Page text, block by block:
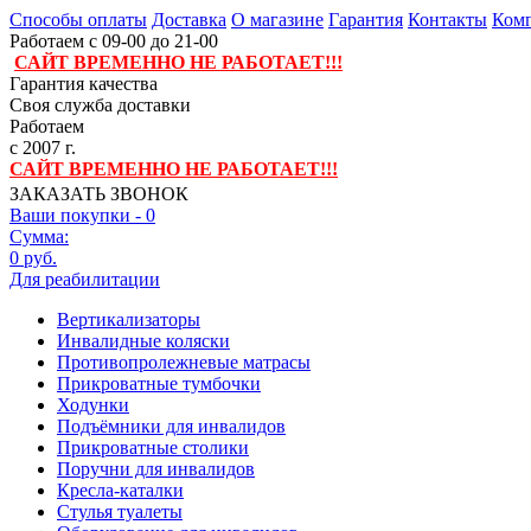
Способы оплаты Доставка О магазине Гарантия Контакты
Работаем с 09-00 до 21-00
САЙТ ВРЕМЕННО НЕ РАБОТАЕТ!!!
Гарантия качества
Своя служба доставки
Работаем
с 2007 г.
САЙТ ВРЕМЕННО НЕ РАБОТАЕТ!!!
ЗАКАЗАТЬ ЗВОНОК
Ваши покупки - 0
Сумма:
0 руб.
Для реабилитации
Вертикализаторы
Инвалидные коляски
Противопролежневые матрасы
Прикроватные тумбочки
Ходунки
Подъёмники для инвалидов
Прикроватные столики
Поручни для инвалидов
Кресла-каталки
Стулья туалеты